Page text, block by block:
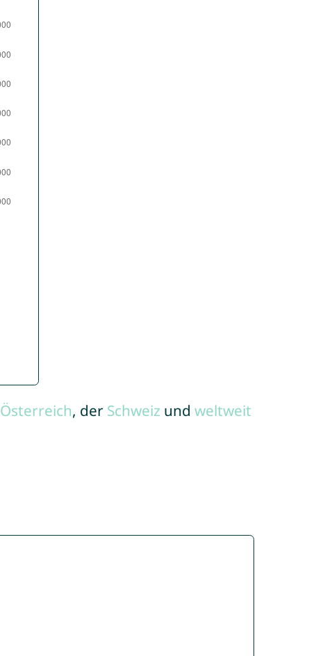
Österreich, der Schweiz und weltweit